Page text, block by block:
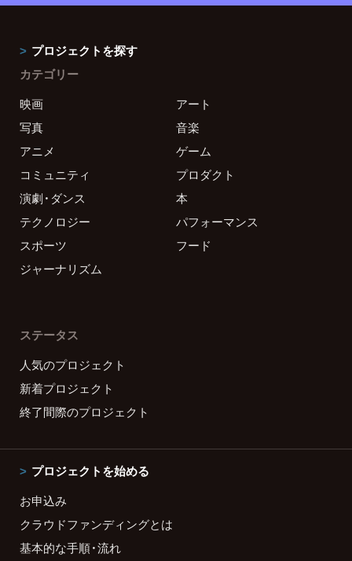
プロジェクトを探す
カテゴリー
映画
アート
写真
音楽
アニメ
ゲーム
コミュニティ
プロダクト
演劇・ダンス
本
テクノロジー
パフォーマンス
スポーツ
フード
ジャーナリズム
ステータス
人気のプロジェクト
新着プロジェクト
終了間際のプロジェクト
プロジェクトを始める
お申込み
クラウドファンディングとは
基本的な手順・流れ